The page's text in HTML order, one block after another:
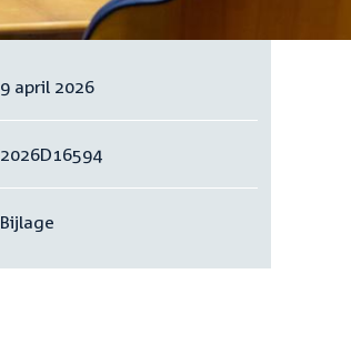
Datum:
9 april 2026
Nummer:
2026D16594
Bijlage